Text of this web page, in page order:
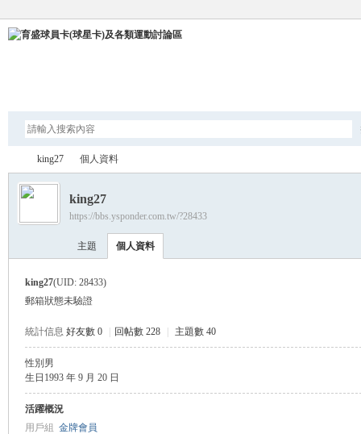
›
king27 個人資料
king27
https://bbs.ysponder.com.tw/?28433
主題 個人資料
king27(UID: 28433)
郵箱狀態未驗證
統計信息 好友數 0 回帖數 228 主題數 40
性別 男
生日 1993 年 9 月 20 日
活躍概況
用戶組 金牌會員